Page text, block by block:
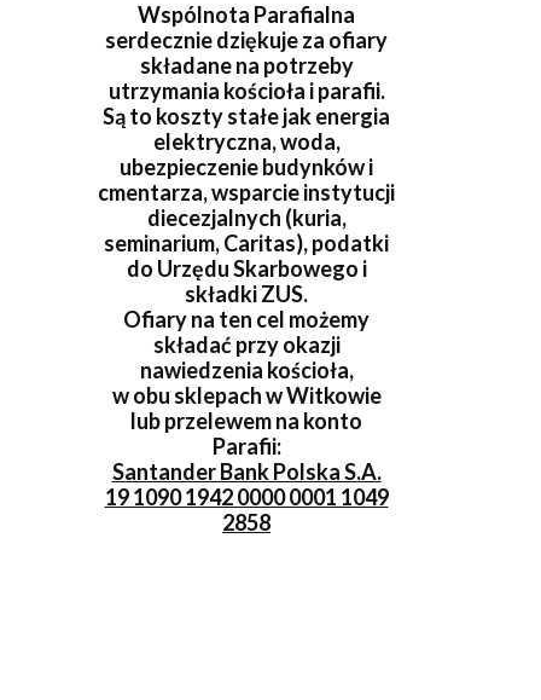
Wspólnota Parafialna
serdecznie dziękuje za ofiary
składane na potrzeby
utrzymania kościoła i parafii.
Są to koszty stałe jak energia
elektryczna, woda,
ubezpieczenie budynków i
cmentarza, wsparcie instytucji
diecezjalnych (kuria,
seminarium, Caritas), podatki
do Urzędu Skarbowego i
składki ZUS.
Ofiary na ten cel możemy
składać przy okazji
nawiedzenia kościoła,
w obu sklepach w Witkowie
lub przelewem na konto
Parafii:
Santander Bank Polska S.A.
19 1090 1942 0000 0001 1049
2858